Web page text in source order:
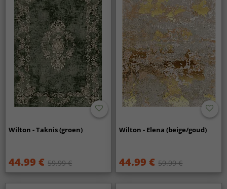
Wilton - Taknis (groen)
44.99 € 59.99 €
Wilton - Elena (beige/goud)
44.99 € 59.99 €